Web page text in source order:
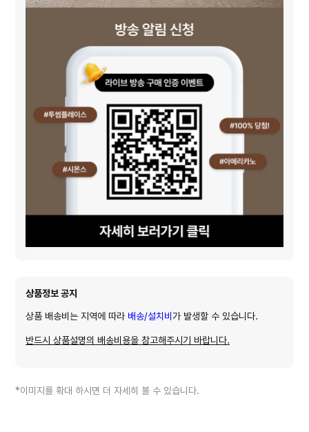
상품정보 공지
상품 배송비는 지역에 따라 배송/설치비 가 발생할 수 있습니다.
반드시 상품설명의 배송비용을 참고해주시기 바랍니다.
*이미지를 확대 하시면 더 자세히 볼 수 있습니다.